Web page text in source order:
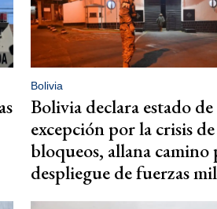
Bolivia
Bolivia declara estado de
excepción por la crisis de
bloqueos, allana camino
despliegue de fuerzas